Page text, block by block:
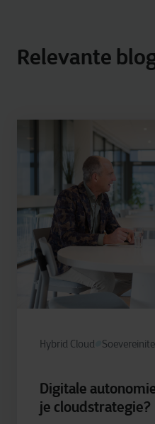
Relevante
Hybrid Cloud
Digitale
je cloudstrategie?